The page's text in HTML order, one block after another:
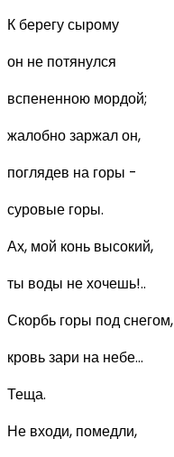
К берегу сырому
он не потянулся
вспененною мордой;
жалобно заржал он,
поглядев на горы -
суровые горы.
Ах, мой конь высокий,
ты воды не хочешь!..
Скорбь горы под снегом,
кровь зари на небе...
Теща.
Не входи, помедли,